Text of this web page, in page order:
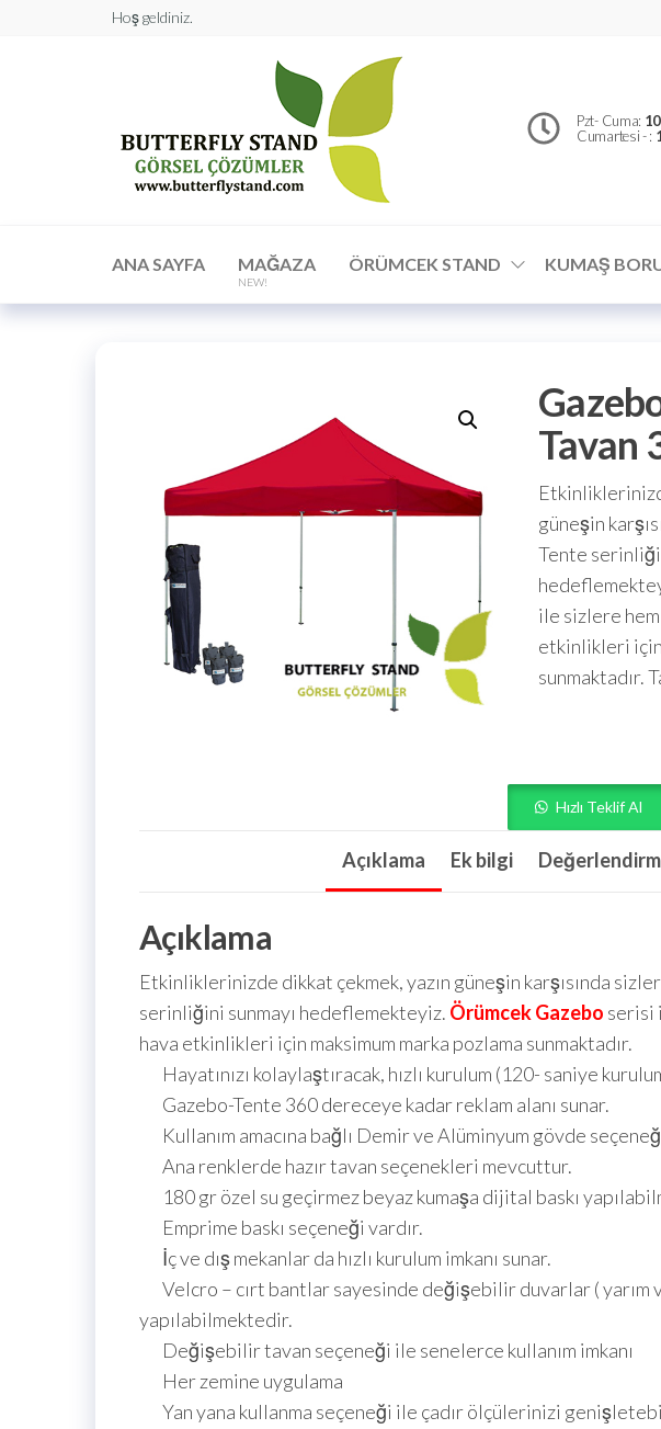
Hoş geldiniz.
Çözümler
Pzt- Cuma:
Cumartesi - :
ANA SAYFA MAĞAZA
NEW!
ÖRÜMCEK STAND KUMAŞ
Tavan
güneşin
Tente
ile sizlere hem
etkinlikleri için
sunmaktadır.
Hızlı Teklif Al
Açıklama Ek bilgi
Açıklama
Etkinliklerinizde dikkat çekmek, yazın güneşin karşısında
serinliğini sunmayı hedeflemekteyiz. Örümcek Gazebo serisi
hava etkinlikleri için maksimum marka pozlama sunmaktadır.
Hayatınızı kolaylaştıracak, hızlı kurulum (120- saniye
Gazebo-Tente 360 dereceye kadar reklam alanı sunar.
Kullanım amacına bağlı Demir ve Alüminyum gövde
Ana renklerde hazır tavan seçenekleri mevcuttur.
180 gr özel su geçirmez beyaz kumaşa dijital baskı
Emprime baskı seçeneği vardır.
İç ve dış mekanlar da hızlı kurulum imkanı sunar.
Velcro – cırt bantlar sayesinde değişebilir duvarlar ( yarım
yapılabilmektedir.
Değişebilir tavan seçeneği ile senelerce kullanım imkanı
Her zemine uygulama
Yan yana kullanma seçeneği ile çadır ölçülerinizi